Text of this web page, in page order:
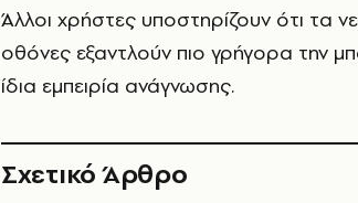
Άλλοι χρήστες υποστηρίζουν ότι τα
οθόνες εξαντλούν πιο γρήγορα την
ίδια εμπειρία ανάγνωσης.
Σχετικό Άρθρο